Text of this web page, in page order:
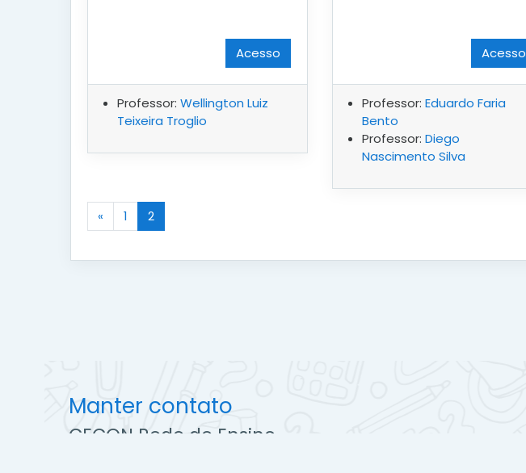
Acesso
Professor: Wellington Luiz
Teixeira Troglio
Acesso
Professor:Eduardo Faria
Bento
Professor:Diego
Nascimento Silva
«
Anterior
1
2
(atual)
Manter contato
CECON Rede de Ensino